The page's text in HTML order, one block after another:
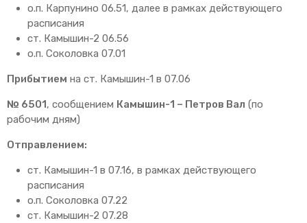
Для маломобильных
о.п. Карпунино 06.51, далее в рамках действующего
расписания
ст. Камышин-2 06.56
о.п. Соколовка 07.01
Прибытием на ст. Камышин-1 в 07.06
№ 6501, сообщением Камышин-1 – Петров Вал (по
рабочим дням)
Отправлением:
ст. Камышин-1 в 07.16, в рамках действующего
расписания
о.п. Соколовка 07.22
ст. Камышин-2 07.28